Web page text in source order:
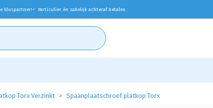
kluspartner! ✓ Particulier én zakelijk achteraf betalen
Torx Verzinkt Spaanplaatschroef platkop Torx